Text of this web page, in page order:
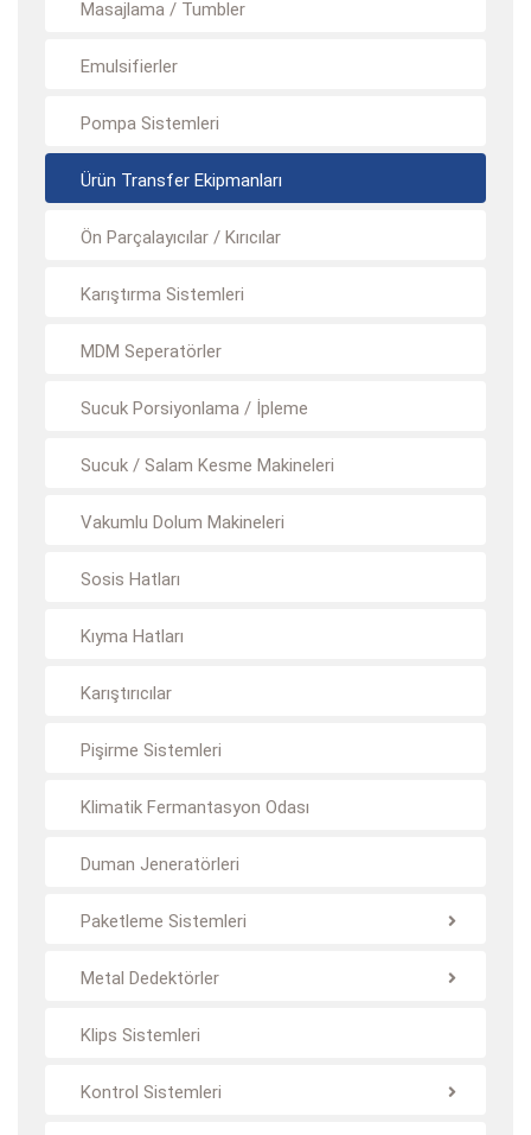
Masajlama / Tumbler
Emulsifierler
Pompa Sistemleri
Ürün Transfer Ekipmanları
Ön Parçalayıcılar / Kırıcılar
Karıştırma Sistemleri
MDM Seperatörler
Sucuk Porsiyonlama / İpleme
Sucuk / Salam Kesme Makineleri
Vakumlu Dolum Makineleri
Sosis Hatları
Kıyma Hatları
Karıştırıcılar
Pişirme Sistemleri
Klimatik Fermantasyon Odası
Duman Jeneratörleri
Paketleme Sistemleri
Metal Dedektörler
Klips Sistemleri
Kontrol Sistemleri